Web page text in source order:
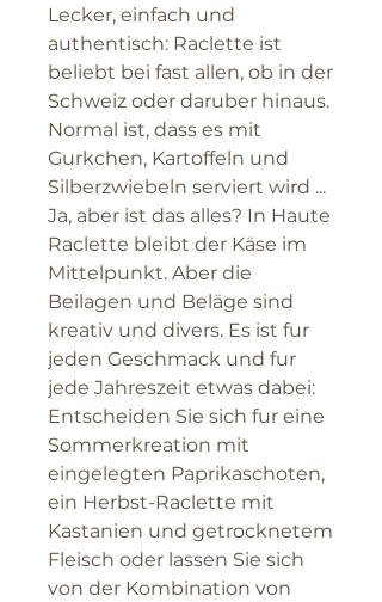
Lecker, einfach und
authentisch: Raclette ist
beliebt bei fast allen, ob in der
Schweiz oder daruber hinaus.
Normal ist, dass es mit
Gurkchen, Kartoffeln und
Silberzwiebeln serviert wird ...
Ja, aber ist das alles? In Haute
Raclette bleibt der Käse im
Mittelpunkt. Aber die
Beilagen und Beläge sind
kreativ und divers. Es ist fur
jeden Geschmack und fur
jede Jahreszeit etwas dabei:
Entscheiden Sie sich fur eine
Sommerkreation mit
eingelegten Paprikaschoten,
ein Herbst-Raclette mit
Kastanien und getrocknetem
Fleisch oder lassen Sie sich
von der Kombination von